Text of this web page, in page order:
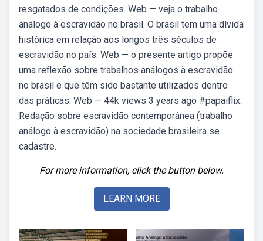
resgatados de condições. Web — veja o trabalho
análogo à escravidão no brasil. O brasil tem uma dívida
histórica em relação aos longos três séculos de
escravidão no país. Web — o presente artigo propõe
uma reflexão sobre trabalhos análogos à escravidão
no brasil e que têm sido bastante utilizados dentro
das práticas. Web — 44k views 3 years ago #papaiflix.
Redação sobre escravidão contemporânea (trabalho
análogo à escravidão) na sociedade brasileira se
cadastre.
For more information, click the button below.
LEARN MORE